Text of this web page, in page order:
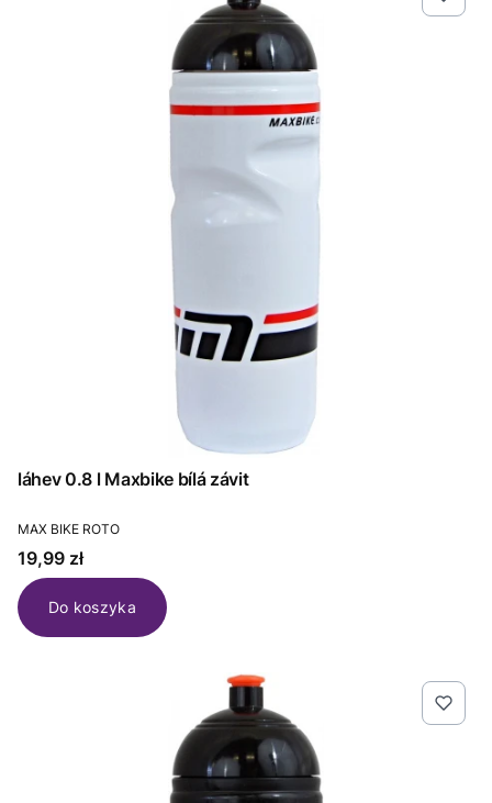
láhev 0.8 l Maxbike bílá závit
PRODUCENT
MAX BIKE ROTO
Cena
19,99 zł
Do koszyka